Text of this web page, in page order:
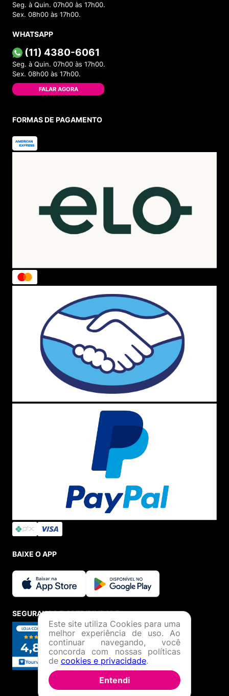
Seg. à Quin. 07h00 às 17h00.
Sex. 08h00 às 17h00.
WHATSAPP
(11) 4380-6061
Seg. à Quin. 07h00 às 17h00.
Sex. 08h00 às 17h00.
FALAR AGORA
FORMAS DE PAGAMENTO
BAIXE O APP
SEGURANÇA E CREDIBILIDADE
Este site utiliza Cookies para uma
melhor experiência de uso. Ao
continuar navegando, você
concorda com nossas políticas
de cookies e privacidade.
Entendi